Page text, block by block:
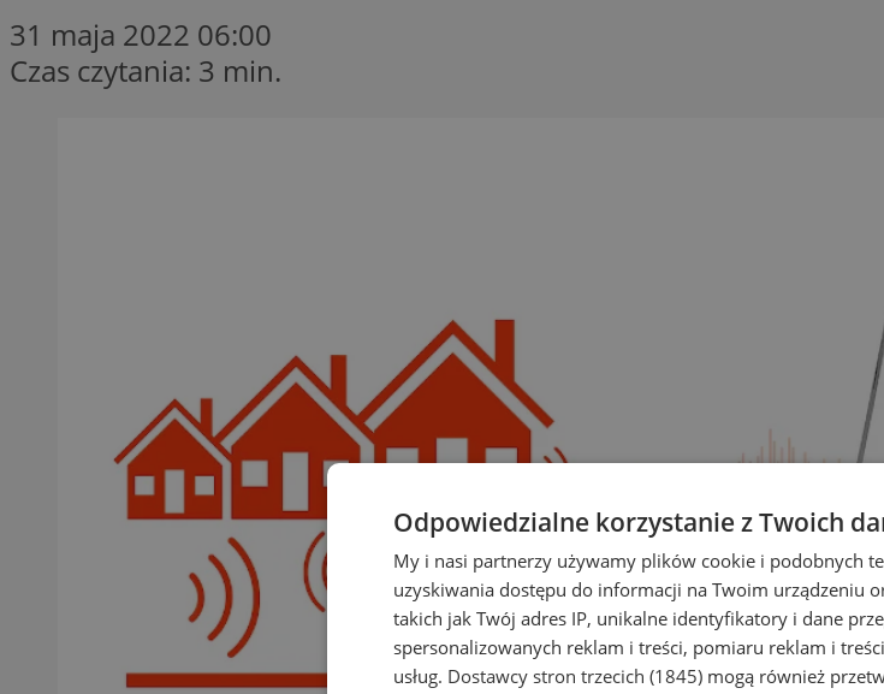
31 maja 2022 06:00
Czas czytania: 3 min.
Odpowiedzialne korzystanie z Twoich
My i nasi partnerzy używamy plików cookie i podobnych
uzyskiwania dostępu do informacji na Twoim urządzeniu
takich jak Twój adres IP, unikalne identyfikatory i dane
spersonalizowanych reklam i treści, pomiaru reklam i
usług. Dostawcy stron trzecich (1845) mogą również